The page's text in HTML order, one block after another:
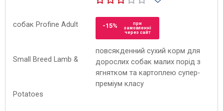
-15%
при
замовленні
через сайт
повсякденний сухий корм для
дорослих собак малих порід з
ягнятком та картоплею супер-
преміум класу